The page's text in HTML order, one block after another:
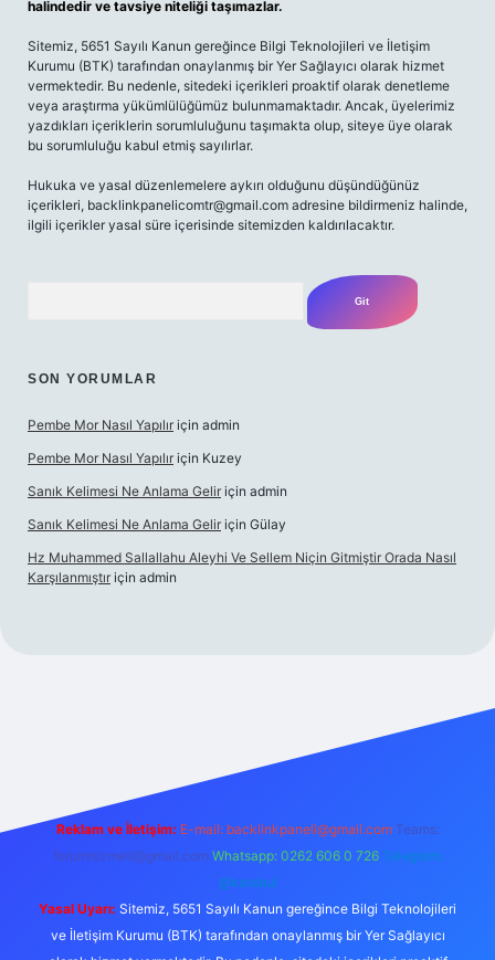
halindedir ve tavsiye niteliği taşımazlar.
Sitemiz, 5651 Sayılı Kanun gereğince Bilgi Teknolojileri ve İletişim
Kurumu (BTK) tarafından onaylanmış bir Yer Sağlayıcı olarak hizmet
vermektedir. Bu nedenle, sitedeki içerikleri proaktif olarak denetleme
veya araştırma yükümlülüğümüz bulunmamaktadır. Ancak, üyelerimiz
yazdıkları içeriklerin sorumluluğunu taşımakta olup, siteye üye olarak
bu sorumluluğu kabul etmiş sayılırlar.
Hukuka ve yasal düzenlemelere aykırı olduğunu düşündüğünüz
içerikleri, backlinkpanelicomtr@gmail.com adresine bildirmeniz halinde,
ilgili içerikler yasal süre içerisinde sitemizden kaldırılacaktır.
SON YORUMLAR
Pembe Mor Nasıl Yapılır için admin
Pembe Mor Nasıl Yapılır için Kuzey
Sanık Kelimesi Ne Anlama Gelir için admin
Sanık Kelimesi Ne Anlama Gelir için Gülay
Hz Muhammed Sallallahu Aleyhi Ve Sellem Niçin Gitmiştir Orada Nasıl
Karşılanmıştır için admin
Reklam ve İletişim: E-mail: backlinkpaneli@gmail.com Teams:
forumhizmeti@gmail.com Whatsapp: 0262 606 0 726 Telegram:
@karabul
Yasal Uyarı: Sitemiz, 5651 Sayılı Kanun gereğince Bilgi Teknolojileri
ve İletişim Kurumu (BTK) tarafından onaylanmış bir Yer Sağlayıcı